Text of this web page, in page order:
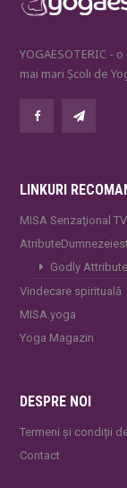
YOGAESOTERIC -
mai mari Școli de
LINKURI
MISA Senzaţional TV
Godly
Vindecare spirituală
MISA.yoga
Yoga Magazin
DESPRE NOI
Termeni și condiții
Contact